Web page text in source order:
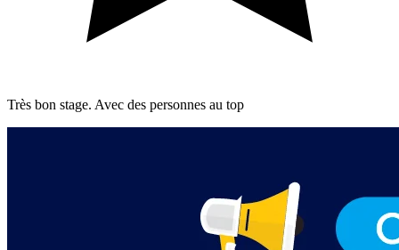
Très bon stage. Avec des personnes au top